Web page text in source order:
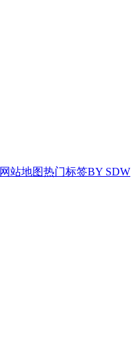
网站地图热门标签BY SDW